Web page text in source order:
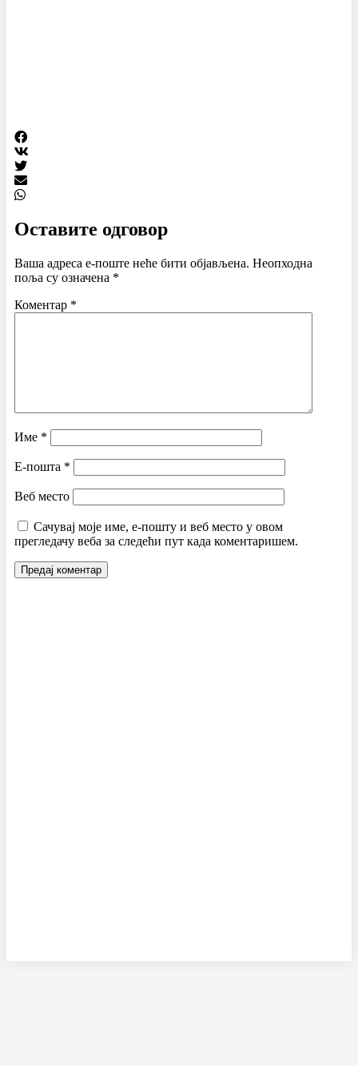
Оставите одговор
Ваша адреса е-поште неће бити објављена. Неопходна
поља су означена *
Коментар *
Име *
Е-пошта *
Веб место
Сачувај моје име, е-пошту и веб место у овом
прегледачу веба за следећи пут када коментаришем.